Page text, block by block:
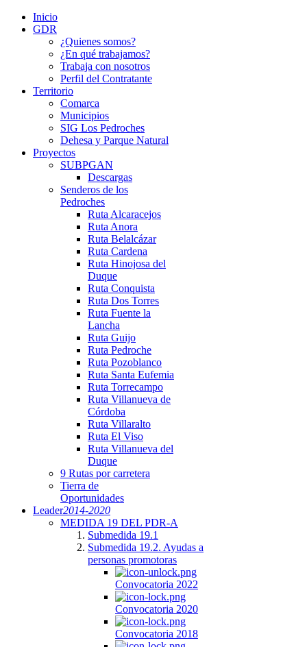
Inicio
GDR
¿Quienes somos?
¿En qué trabajamos?
Trabaja con nosotros
Perfil del Contratante
Territorio
Comarca
Municipios
SIG Los Pedroches
Dehesa y Parque Natural
Proyectos
SUBPGAN
Descargas
Senderos de los
Pedroches
Ruta Alcaracejos
Ruta Anora
Ruta Belalcázar
Ruta Cardena
Ruta Hinojosa del
Duque
Ruta Conquista
Ruta Dos Torres
Ruta Fuente la
Lancha
Ruta Guijo
Ruta Pedroche
Ruta Pozoblanco
Ruta Santa Eufemia
Ruta Torrecampo
Ruta Villanueva de
Córdoba
Ruta Villaralto
Ruta El Viso
Ruta Villanueva del
Duque
9 Rutas por carretera
Tierra de
Oportunidades
Leader2014-2020
MEDIDA 19 DEL PDR-A
Submedida 19.1
Submedida 19.2. Ayudas a
personas promotoras
Convocatoria 2022
Convocatoria 2020
Convocatoria 2018